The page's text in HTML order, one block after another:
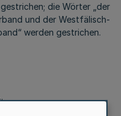
die Wörter „der
und der Westfälisch-
werden gestrichen.